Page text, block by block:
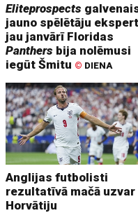
Eliteprospects
jauno spēlētāju
jau janvārī Floridas
Panthers bija nolēmusi
iegūt Šmitu © DIENA
Anglijas futbolisti
rezultatīvā mačā uzvar
Horvātiju